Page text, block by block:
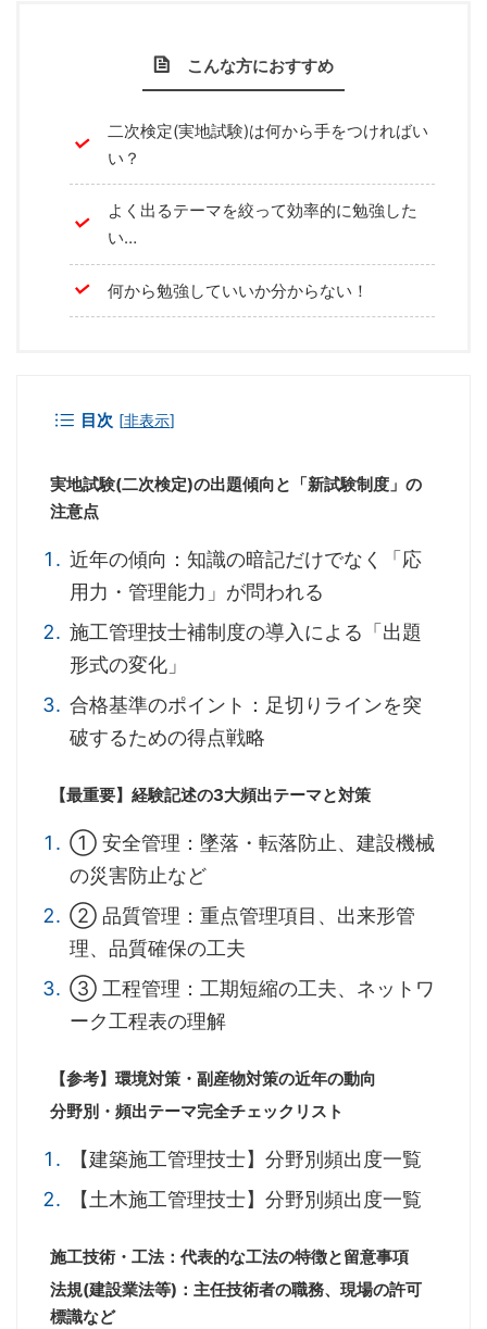
こんな方におすすめ
二次検定(実地試験)は何から手をつければい
い？
よく出るテーマを絞って効率的に勉強した
い…
何から勉強していいか分からない！
目次 [非表示]
実地試験(二次検定)の出題傾向と「新試験制度」の
注意点
近年の傾向：知識の暗記だけでなく「応
用力・管理能力」が問われる
施工管理技士補制度の導入による「出題
形式の変化」
合格基準のポイント：足切りラインを突
破するための得点戦略
【最重要】経験記述の3大頻出テーマと対策
① 安全管理：墜落・転落防止、建設機械
の災害防止など
② 品質管理：重点管理項目、出来形管
理、品質確保の工夫
③ 工程管理：工期短縮の工夫、ネットワ
ーク工程表の理解
【参考】環境対策・副産物対策の近年の動向
分野別・頻出テーマ完全チェックリスト
【建築施工管理技士】分野別頻出度一覧
【土木施工管理技士】分野別頻出度一覧
施工技術・工法：代表的な工法の特徴と留意事項
法規(建設業法等)：主任技術者の職務、現場の許可
標識など